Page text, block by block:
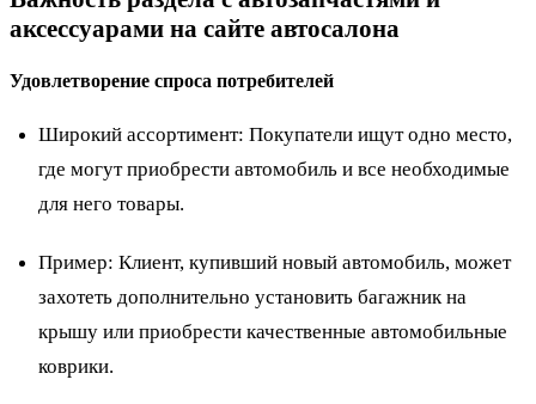
аксессуарами на сайте автосалона
Удовлетворение спроса потребителей
Широкий ассортимент: Покупатели ищут одно место,
где могут приобрести автомобиль и все необходимые
для него товары.
Пример: Клиент, купивший новый автомобиль, может
захотеть дополнительно установить багажник на
крышу или приобрести качественные автомобильные
коврики.